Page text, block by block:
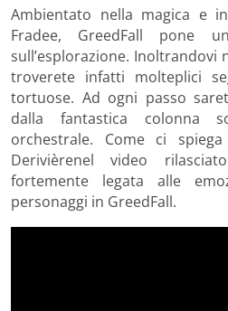
Ambientato nella magica e
Fradee, GreedFall pone
sull’esplorazione. Inoltrandovi
troverete infatti molteplici
tortuose. Ad ogni passo
dalla fantastica colonna
orchestrale. Come ci
Derivièrenel video
fortemente legata alle
personaggi in GreedFall.